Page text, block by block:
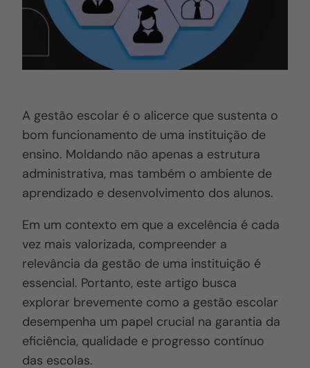
A gestão escolar é o alicerce que sustenta o
bom funcionamento de uma instituição de
ensino. Moldando não apenas a estrutura
administrativa, mas também o ambiente de
aprendizado e desenvolvimento dos alunos.
Em um contexto em que a excelência é cada
vez mais valorizada, compreender a
relevância da gestão de uma instituição é
essencial. Portanto, este artigo busca
explorar brevemente como a gestão escolar
desempenha um papel crucial na garantia da
eficiência, qualidade e progresso contínuo
das escolas.